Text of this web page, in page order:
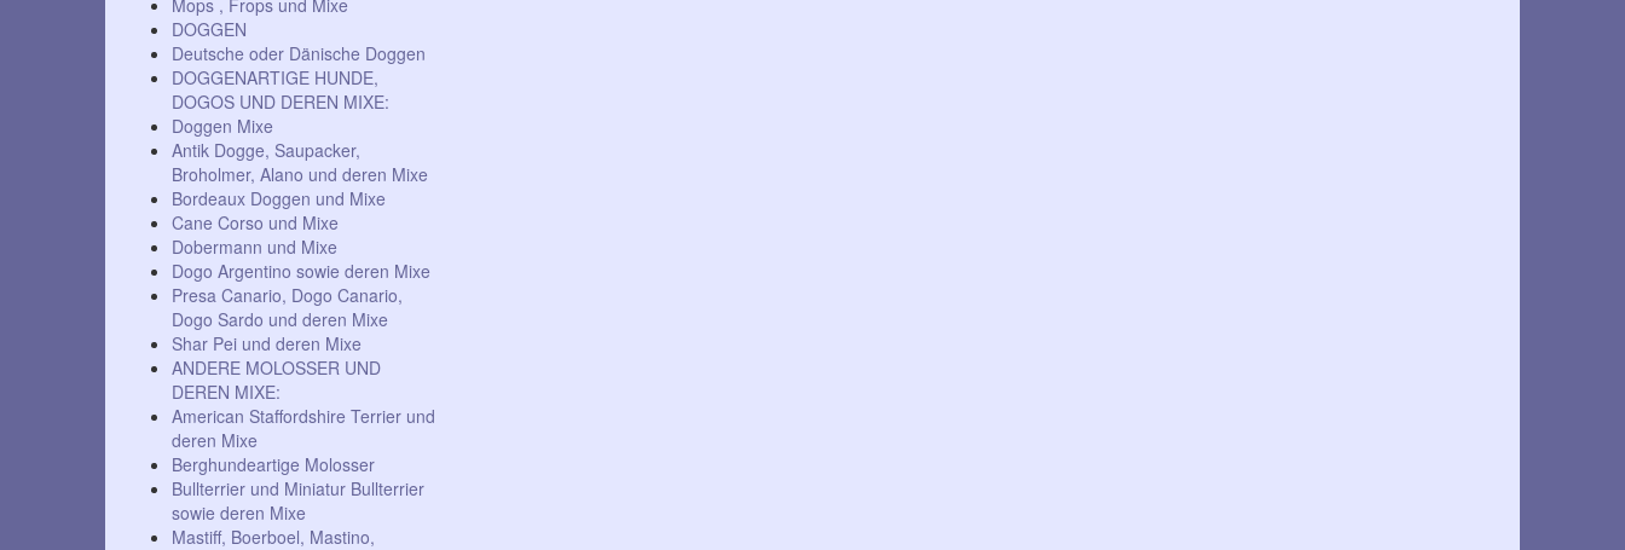
Mops , Frops und Mixe
DOGGEN
Deutsche oder Dänische Doggen
DOGGENARTIGE HUNDE,
DOGOS UND DEREN MIXE:
Doggen Mixe
Antik Dogge, Saupacker,
Broholmer, Alano und deren Mixe
Bordeaux Doggen und Mixe
Cane Corso und Mixe
Dobermann und Mixe
Dogo Argentino sowie deren Mixe
Presa Canario, Dogo Canario,
Dogo Sardo und deren Mixe
Shar Pei und deren Mixe
ANDERE MOLOSSER UND
DEREN MIXE:
American Staffordshire Terrier und
deren Mixe
Berghundeartige Molosser
Bullterrier und Miniatur Bullterrier
sowie deren Mixe
Mastiff, Boerboel, Mastino,